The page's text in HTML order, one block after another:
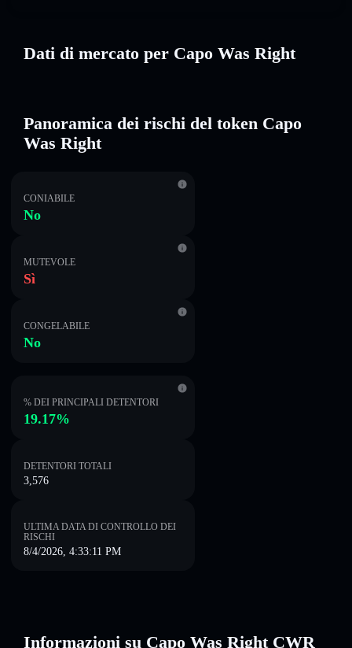
Dati di mercato per Capo Was Right
Panoramica dei rischi del token Capo
Was Right
CONIABILE
No
MUTEVOLE
Sì
CONGELABILE
No
% DEI PRINCIPALI DETENTORI
19.17%
DETENTORI TOTALI
3,576
ULTIMA DATA DI CONTROLLO DEI
RISCHI
8/4/2026, 4:33:11 PM
Informazioni su Capo Was Right CWR